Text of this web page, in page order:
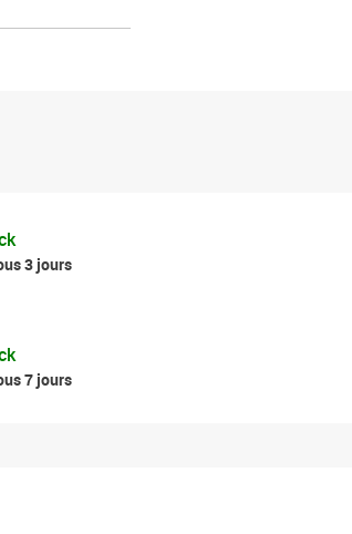
3 jours
7 jours